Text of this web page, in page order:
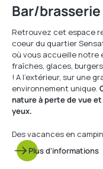
Bar/
Retrouvez cet espace
coeur du quartier
où vous accueille notre
fraîches, glaces,
! A l’extérieur, sur une
environnement unique.
nature à perte de vue
yeux.
Des vacances en
Plus d'informations